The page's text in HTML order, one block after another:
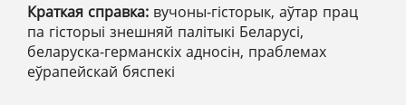
Краткая справка: вучоны-гісторык, аўтар прац
па гісторыі знешняй палітыкі Беларусі,
беларуска-германскіх адносін, праблемах
еўрапейскай бяспекі